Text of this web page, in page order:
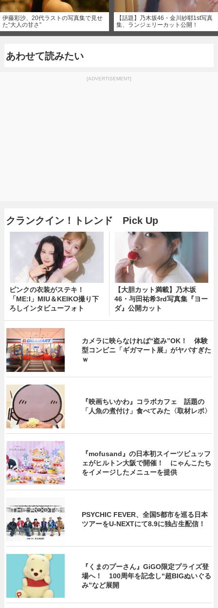
伊藤彩沙、20代ラストの写真集で見せ
た“大人の甘さ”
【話題】乃木坂46・金川紗耶1st写真
集、ランジェリーカット公開！
あわせて読みたい
[ADVERTISEMENT]
クランクイン！トレンド Pick Up
ピンクの衣装がステキ！
「ME:I」MIU＆KEIKO撮り下
ろしインタビューフォト
【大胆カット満載】乃木坂
46・与田祐希3rd写真集『ヨー
ダ』公開カット
カメラに映らなければ“盗み”OK！ 体験
型コンビニ「ギガマート展」がヤバすぎた
ｗ
『映画ちいかわ』コラボカフェ 話題の
「人魚の煮付け」食べてみた〈取材レポ〉
『mofusand』の日本初スイーツビュッフ
ェがヒルトン大阪で開催！ にゃんこたち
をイメージしたメニューを提供
PSYCHIC FEVER、全国5都市を巡る日本
ツアーをU‐NEXTにて8.9に独占生配信！
『くまのプーさん』GiGO限定プライズ登
場へ！ 100周年を記念し“超BIGぬいぐる
み”など展開